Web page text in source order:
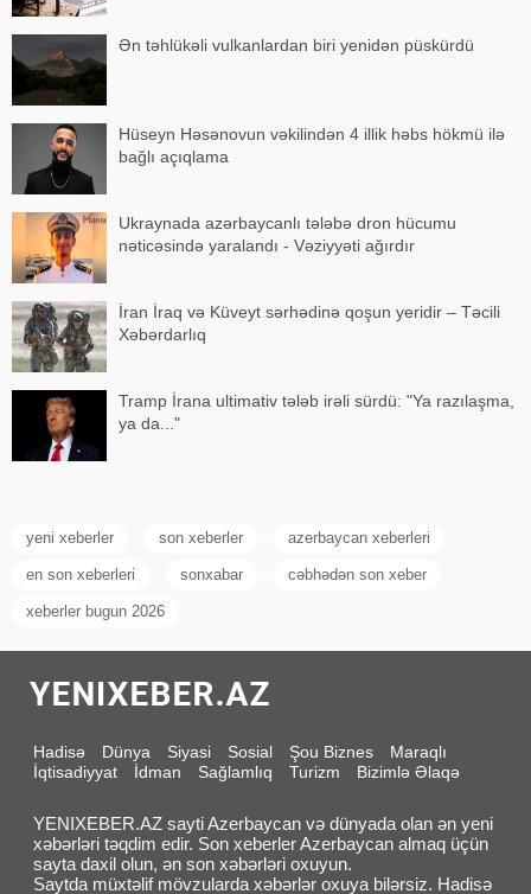
Ən təhlükəli vulkanlardan biri yenidən püskürdü
Hüseyn Həsənovun vəkilindən 4 illik həbs hökmü ilə
bağlı açıqlama
Ukraynada azərbaycanlı tələbə dron hücumu
nəticəsində yaralandı - Vəziyyəti ağırdır
İran İraq və Küveyt sərhədinə qoşun yeridir – Təcili
Xəbərdarlıq
Tramp İrana ultimativ tələb irəli sürdü: "Ya razılaşma,
ya da..."
yeni xeberler son xeberler azerbaycan xeberleri
en son xeberleri sonxabar cəbhədən son xeber
xeberler bugun 2026
Hadisə Dünya Siyasi Sosial Şou Biznes
Maraqlı
İqtisadiyyat
İdman Sağlamlıq Turizm Bizimlə Əlaqə
YENIXEBER.AZ sayti Azerbaycan və dünyada olan ən yeni
xəbərləri təqdim edir. Son xeberler Azerbaycan almaq üçün
sayta daxil olun, ən son xəbərləri oxuyun.
Saytda müxtəlif mövzularda xəbərlər oxuya bilərsiz. Hadisə